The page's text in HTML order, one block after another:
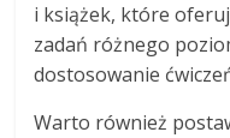
i książek, które
zadań różnego
dostosowanie
Warto również